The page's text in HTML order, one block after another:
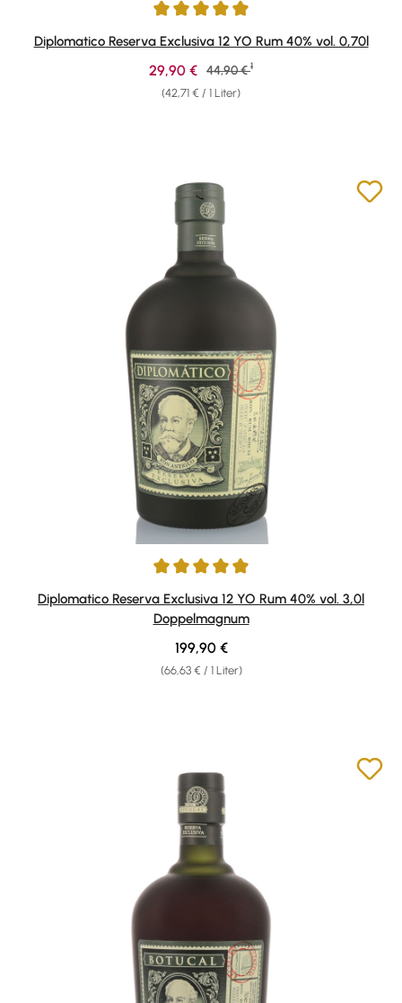
Durchschnittliche Bewertung von 4.9 von 5 Sternen
Diplomatico Reserva Exclusiva 12 YO Rum 40% vol. 0,70l
(42,71 € / 1 Liter)
Verkaufspreis:
29,90 € Regulärer Preis:
44,90 € 1
Durchschnittliche Bewertung von 5 von 5 Sternen
Diplomatico Reserva Exclusiva 12 YO Rum 40% vol. 3,0l
Doppelmagnum
(66,63 € / 1 Liter)
Regulärer Preis:
199,90 €